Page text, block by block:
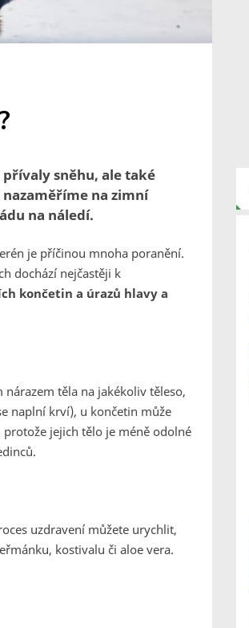
sněhu, ale také
na zimní
na náledí.
je příčinou mnoha poranění.
dochází nejčastěji k
končetin a úrazů hlavy a
těla na jakékoliv těleso,
naplní krví), u končetin může
jejich tělo je méně odolné
uzdravení můžete urychlit,
kostivalu či aloe vera.